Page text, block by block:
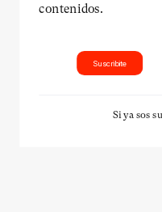
contenidos.
Suscribite
Si ya sos